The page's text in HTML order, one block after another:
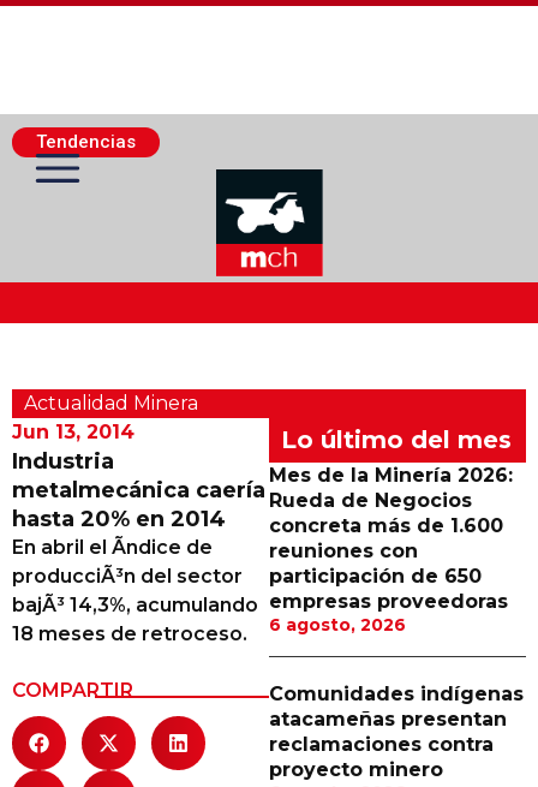
Tendencias
Actualidad Minera
Minería Superficie
Minerí­a Subterránea
Proveedores
Canal Digital
Calendario de Eventos
Actualidad Minera
Jun 13, 2014
Industria
metalmecánica caería
hasta 20% en 2014
En abril el Ã­ndice de
producciÃ³n del sector
bajÃ³ 14,3%, acumulando
18 meses de retroceso.
COMPARTIR
Lo último del mes
Mes de la Minería 2026:
Rueda de Negocios
concreta más de 1.600
reuniones con
participación de 650
empresas proveedoras
6 agosto, 2026
Comunidades indígenas
atacameñas presentan
reclamaciones contra
proyecto minero